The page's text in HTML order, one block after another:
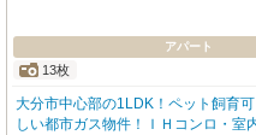
アパート
13枚
大分市中心部の1LDK！ペット飼育
しい都市ガス物件！ＩＨコンロ・室